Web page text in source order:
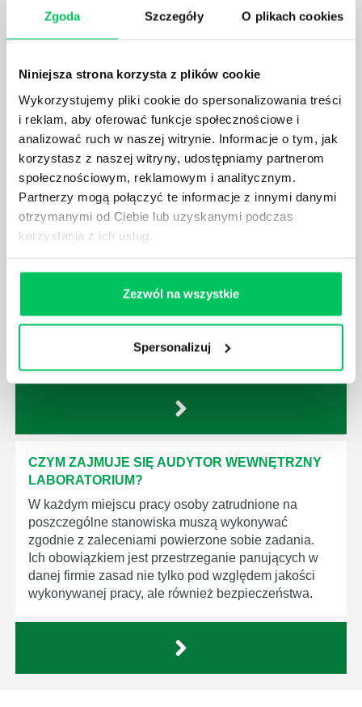
Zgoda Szczegóły O plikach cookies
Niniejsza strona korzysta z plików cookie
Wykorzystujemy pliki cookie do spersonalizowania treści
i reklam, aby oferować funkcje społecznościowe i
analizować ruch w naszej witrynie. Informacje o tym, jak
korzystasz z naszej witryny, udostępniamy partnerom
społecznościowym, reklamowym i analitycznym.
Partnerzy mogą połączyć te informacje z innymi danymi
otrzymanymi od Ciebie lub uzyskanymi podczas
korzystania z ich usług.
Zezwól na wszystkie
Spersonalizuj
Prawo wodne to dość skomplikowane prawo w
ustawodawstwie polskim. Na czym dokładniej ono
polega? Kogo w zasadzie obowiązuje? Jak wygląda
odpowiemy pokrótce poniżej.
GDZIE MOŻEMY ZAPOZNAĆ SIĘ Z
WYMAGANIAMI NORM JAKOŚCI WYROBÓW
MEDYCZNYCH?
W związku z ogromnym rozwojem dzisiejszego
dziedziny gospodarki. Dzięki nim wszystkie firmy
będą zobowiązane przestrzegać zasad, których
produktów, które trafiają do klientów.
CZYM ZAJMUJE SIĘ AUDYTOR WEWNĘTRZNY
LABORATORIUM?
W każdym miejscu pracy osoby zatrudnione na
poszczególne stanowiska muszą wykonywać
zgodnie z zaleceniami powierzone sobie zadania.
Ich obowiązkiem jest przestrzeganie panujących w
danej firmie zasad nie tylko pod względem jakości
wykonywanej pracy, ale również bezpieczeństwa.